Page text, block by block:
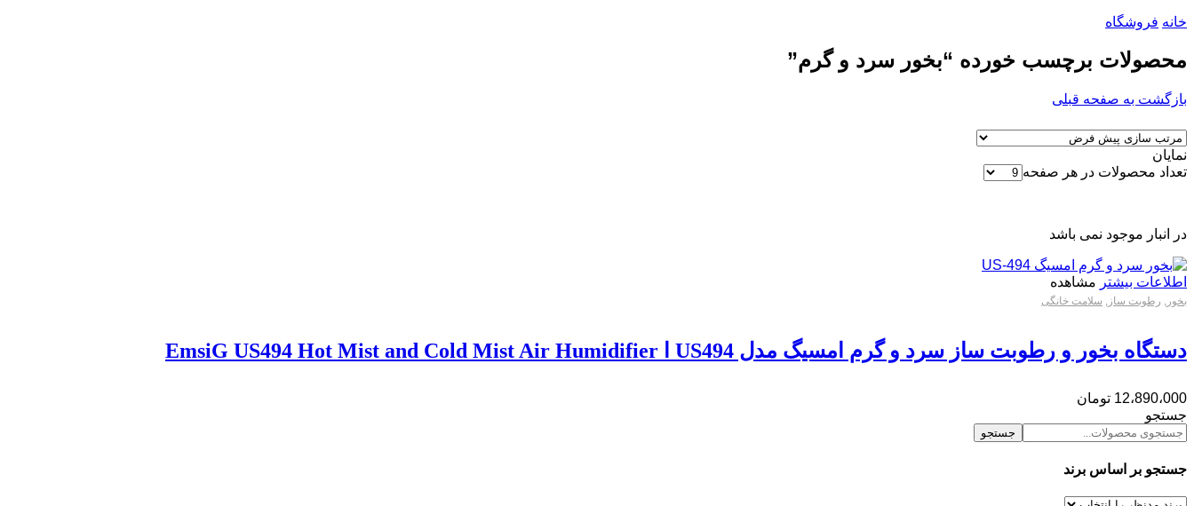
خانه فروشگاه
محصولات برچسب خورده “بخور سرد و گرم”
بازگشت به صفحه قبلی
نمایان
تعداد محصولات در هر صفحه
در انبار موجود نمی باشد
اطلاعات بیشتر مشاهده
بخور , رطوبت ساز , سلامت خانگی
دستگاه بخور و رطوبت ساز سرد و گرم امسیگ مدل US494 ا EmsiG US494 Hot Mist and Cold Mist Air Humidifier
12،890،000 تومان
جستجو
جستجو
جستجو بر اساس برند